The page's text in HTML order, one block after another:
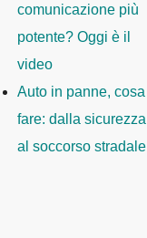
comunicazione più
potente? Oggi è il
video
Auto in panne, cosa
fare: dalla sicurezza
al soccorso stradale